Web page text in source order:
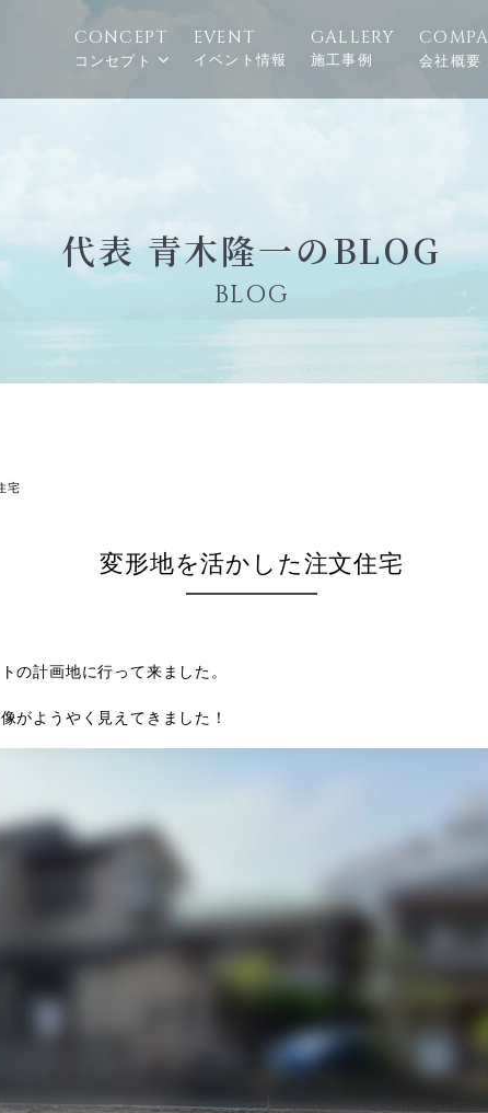
CONCEPT
コンセプト
EVENT
イベント情報
GALLERY
施工事例 会社概要
代表 青木隆一のBLOG
BLOG
宅
変形地を活かした注文住宅
の計画地に行って来ました。
がようやく見えてきました！